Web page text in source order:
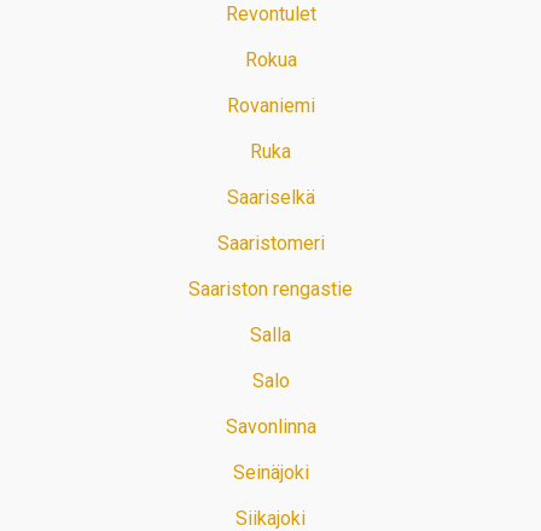
Revontulet
Rokua
Rovaniemi
Ruka
Saariselkä
Saaristomeri
Saariston rengastie
Salla
Salo
Savonlinna
Seinäjoki
Siikajoki